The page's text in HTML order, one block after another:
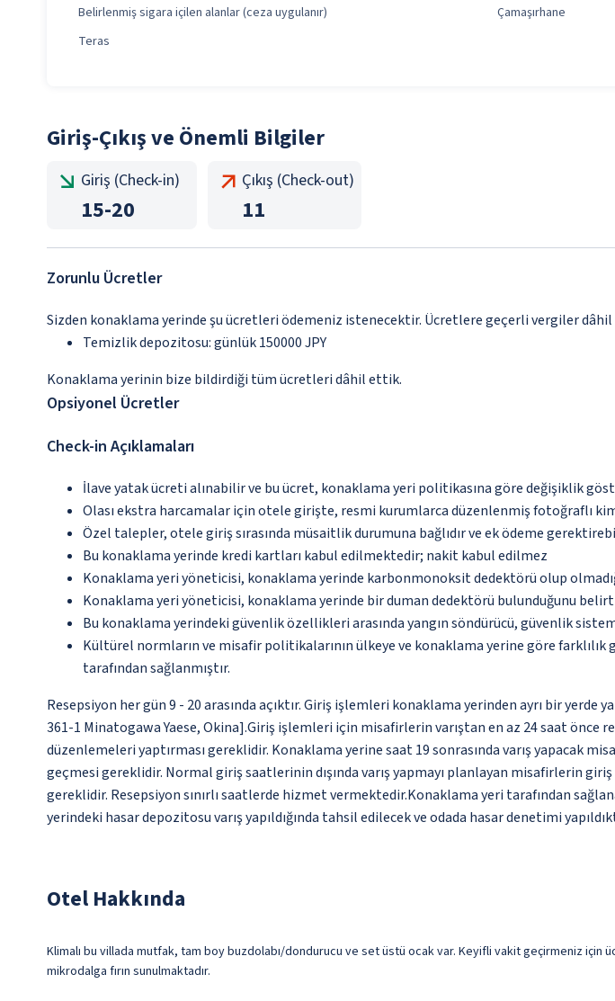
Belirlenmiş sigara içilen alanlar (ceza uygulanır)
Çamaşırhane
Teras
Giriş-Çıkış ve Önemli Bilgiler
Giriş (Check-in)
15-20
Çıkış (Check-out)
11
Zorunlu Ücretler
Sizden konaklama yerinde şu ücretleri ödemeniz istenecektir. Ücretlere geçerli vergiler
Temizlik depozitosu: günlük 150000 JPY
Konaklama yerinin bize bildirdiği tüm ücretleri dâhil ettik.
Opsiyonel Ücretler
Check-in Açıklamaları
İlave yatak ücreti alınabilir ve bu ücret, konaklama yeri politikasına göre değişiklik
Olası ekstra harcamalar için otele girişte, resmi kurumlarca düzenlenmiş fotoğraflı
Özel talepler, otele giriş sırasında müsaitlik durumuna bağlıdır ve ek ödeme
Bu konaklama yerinde kredi kartları kabul edilmektedir; nakit kabul edilmez
Konaklama yeri yöneticisi, konaklama yerinde karbonmonoksit dedektörü olup
Konaklama yeri yöneticisi, konaklama yerinde bir duman dedektörü bulunduğunu
Bu konaklama yerindeki güvenlik özellikleri arasında yangın söndürücü, güvenlik
Kültürel normların ve misafir politikalarının ülkeye ve konaklama yerine göre
tarafından sağlanmıştır.
Resepsiyon her gün 9 - 20 arasında açıktır. Giriş işlemleri konaklama yerinden ayrı bir
361-1 Minatogawa Yaese, Okina].Giriş işlemleri için misafirlerin varıştan en az 24 saat
düzenlemeleri yaptırması gereklidir. Konaklama yerine saat 19 sonrasında varış yapacak
geçmesi gereklidir. Normal giriş saatlerinin dışında varış yapmayı planlayan misafirlerin
gereklidir. Resepsiyon sınırlı saatlerde hizmet vermektedir.Konaklama yeri tarafından
yerindeki hasar depozitosu varış yapıldığında tahsil edilecek ve odada hasar denetimi
Otel Hakkında
Klimalı bu villada mutfak, tam boy buzdolabı/dondurucu ve set üstü ocak var. Keyifli vakit geçirmeniz
mikrodalga fırın sunulmaktadır.